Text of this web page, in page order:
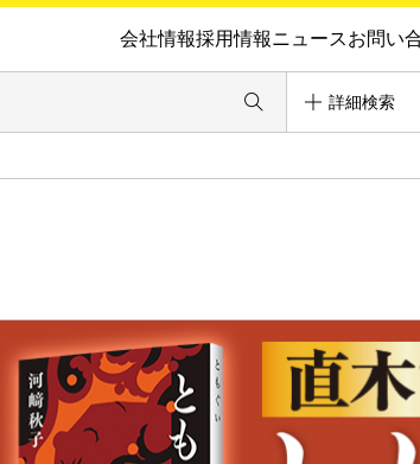
会社情報採用情報ニュースお問い
詳細検索